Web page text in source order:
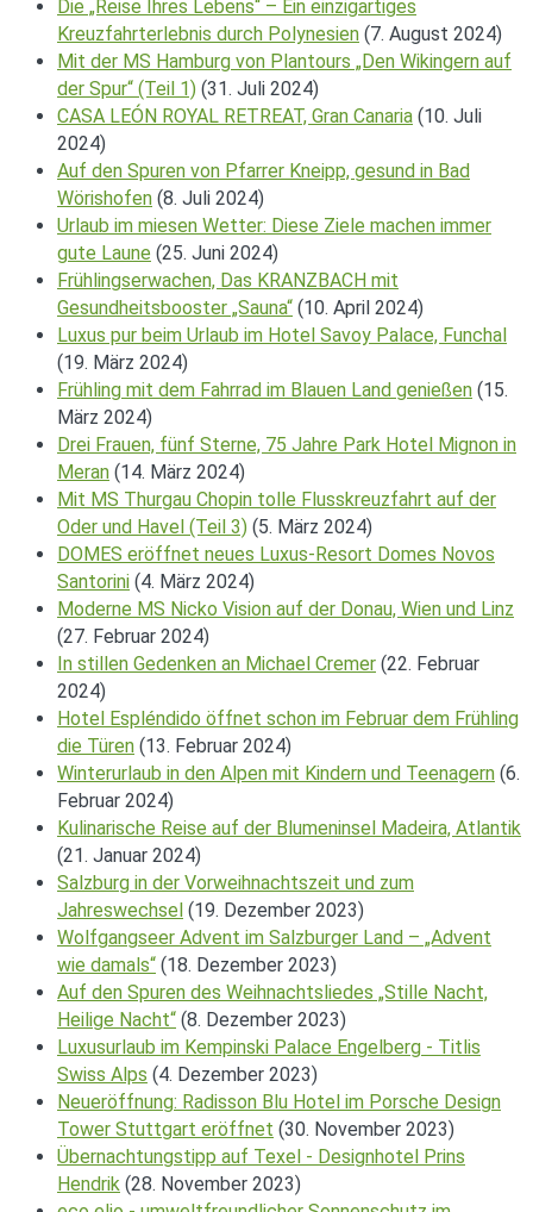
Die „Reise Ihres Lebens“ – Ein einzigartiges
Kreuzfahrterlebnis durch Polynesien (7. August 2024)
Mit der MS Hamburg von Plantours „Den Wikingern auf
der Spur“ (Teil 1) (31. Juli 2024)
CASA LEÓN ROYAL RETREAT, Gran Canaria (10. Juli
2024)
Auf den Spuren von Pfarrer Kneipp, gesund in Bad
Wörishofen (8. Juli 2024)
Urlaub im miesen Wetter: Diese Ziele machen immer
gute Laune (25. Juni 2024)
Frühlingserwachen, Das KRANZBACH mit
Gesundheitsbooster „Sauna“ (10. April 2024)
Luxus pur beim Urlaub im Hotel Savoy Palace, Funchal
(19. März 2024)
Frühling mit dem Fahrrad im Blauen Land genießen (15.
März 2024)
Drei Frauen, fünf Sterne, 75 Jahre Park Hotel Mignon in
Meran (14. März 2024)
Mit MS Thurgau Chopin tolle Flusskreuzfahrt auf der
Oder und Havel (Teil 3) (5. März 2024)
DOMES eröffnet neues Luxus-Resort Domes Novos
Santorini (4. März 2024)
Moderne MS Nicko Vision auf der Donau, Wien und Linz
(27. Februar 2024)
In stillen Gedenken an Michael Cremer (22. Februar
2024)
Hotel Espléndido öffnet schon im Februar dem Frühling
die Türen (13. Februar 2024)
Winterurlaub in den Alpen mit Kindern und Teenagern (6.
Februar 2024)
Kulinarische Reise auf der Blumeninsel Madeira, Atlantik
(21. Januar 2024)
Salzburg in der Vorweihnachtszeit und zum
Jahreswechsel (19. Dezember 2023)
Wolfgangseer Advent im Salzburger Land – „Advent
wie damals“ (18. Dezember 2023)
Auf den Spuren des Weihnachtsliedes „Stille Nacht,
Heilige Nacht“ (8. Dezember 2023)
Luxusurlaub im Kempinski Palace Engelberg - Titlis
Swiss Alps (4. Dezember 2023)
Neueröffnung: Radisson Blu Hotel im Porsche Design
Tower Stuttgart eröffnet (30. November 2023)
Übernachtungstipp auf Texel - Designhotel Prins
Hendrik (28. November 2023)